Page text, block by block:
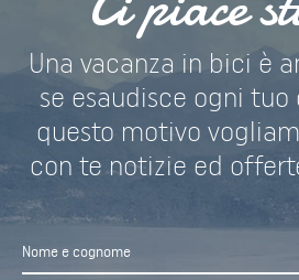
Una vacanza in bici è
se esaudisce ogni tuo
questo motivo
con te notizie ed